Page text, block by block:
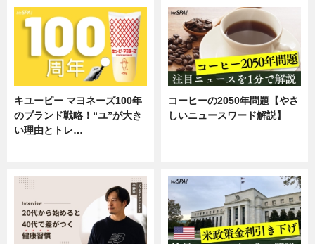
キユーピー マヨネーズ100年
のブランド戦略！“ユ”が大き
い理由とトレ…
コーヒーの2050年問題【やさ
しいニュースワード解説】